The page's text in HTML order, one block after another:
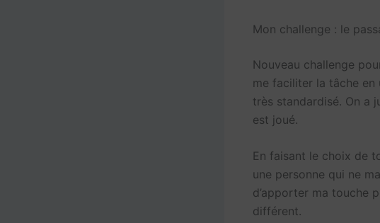
Mon challenge : le
Nouveau challenge
me faciliter la tâche en
très standardisé. On a
est joué.
En faisant le choix de
une personne qui ne
d’apporter ma touche
différent.